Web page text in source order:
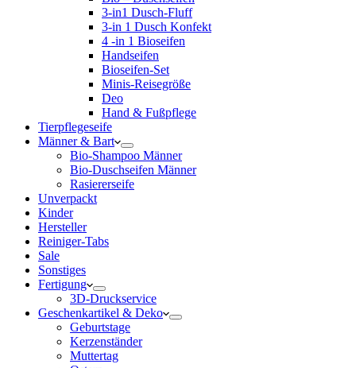
3-in1 Dusch-Fluff
3-in 1 Dusch Konfekt
4 -in 1 Bioseifen
Handseifen
Bioseifen-Set
Minis-Reisegröße
Deo
Hand & Fußpflege
Tierpflegeseife
Männer & Bart
Bio-Shampoo Männer
Bio-Duschseifen Männer
Rasiererseife
Unverpackt
Kinder
Hersteller
Reiniger-Tabs
Sale
Sonstiges
Fertigung
3D-Druckservice
Geschenkartikel & Deko
Geburtstage
Kerzenständer
Muttertag